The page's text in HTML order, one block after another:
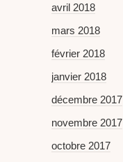
avril 2018
mars 2018
février 2018
janvier 2018
décembre 2017
novembre 2017
octobre 2017